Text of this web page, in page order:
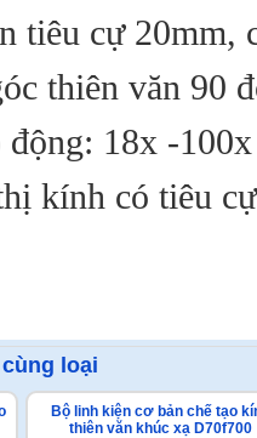
tiêu cự 20mm,
thiên văn 90
18x -
kính có tiêu
loại
Bộ linh kiện cơ bản chế tạo
thiên văn khúc xạ D70f700